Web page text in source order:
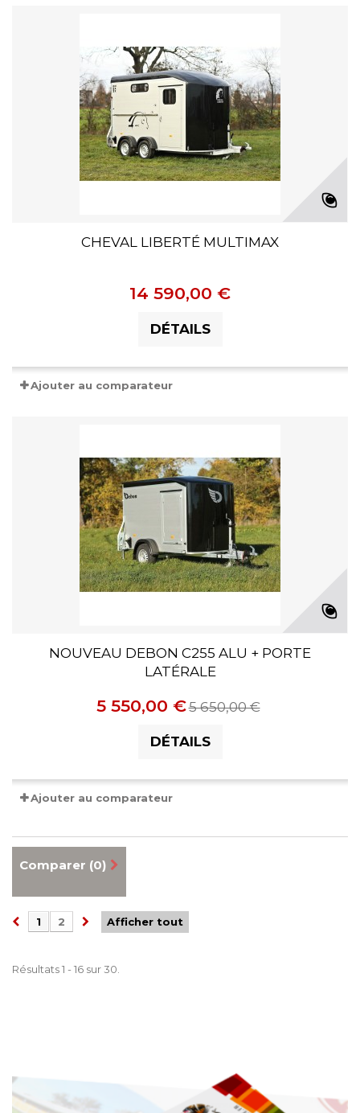
CHEVAL LIBERTÉ MULTIMAX
14 590,00 €
DÉTAILS
Ajouter au comparateur
NOUVEAU DEBON C255 ALU + PORTE
LATÉRALE
5 550,00 €5 650,00 €
DÉTAILS
Ajouter au comparateur
Comparer (0)
Afficher tout
1 2
Résultats 1 - 16 sur 30.